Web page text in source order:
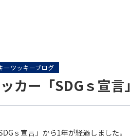
ーツッキーブログ
カー「SDGｓ宣言」
ｓ宣言」 から1年が経過しました。